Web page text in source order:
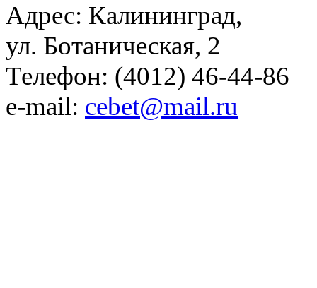
Адрес: Калининград,
ул. Ботаническая, 2
Телефон: (4012) 46-44-86
e-mail: cebet@mail.ru